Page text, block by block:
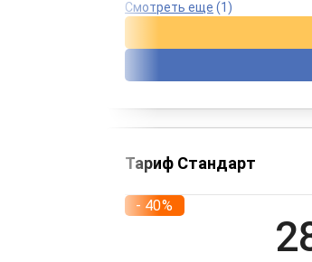
Смотреть еще (1)
Тариф Стандарт
- 40%